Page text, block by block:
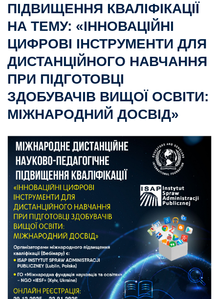
ПІДВИЩЕННЯ КВАЛІФІКАЦІЇ
НА ТЕМУ: «ІННОВАЦІЙНІ
ЦИФРОВІ ІНСТРУМЕНТИ ДЛЯ
ДИСТАНЦІЙНОГО НАВЧАННЯ
ПРИ ПІДГОТОВЦІ
ЗДОБУВАЧІВ ВИЩОЇ ОСВІТИ:
МІЖНАРОДНИЙ ДОСВІД»